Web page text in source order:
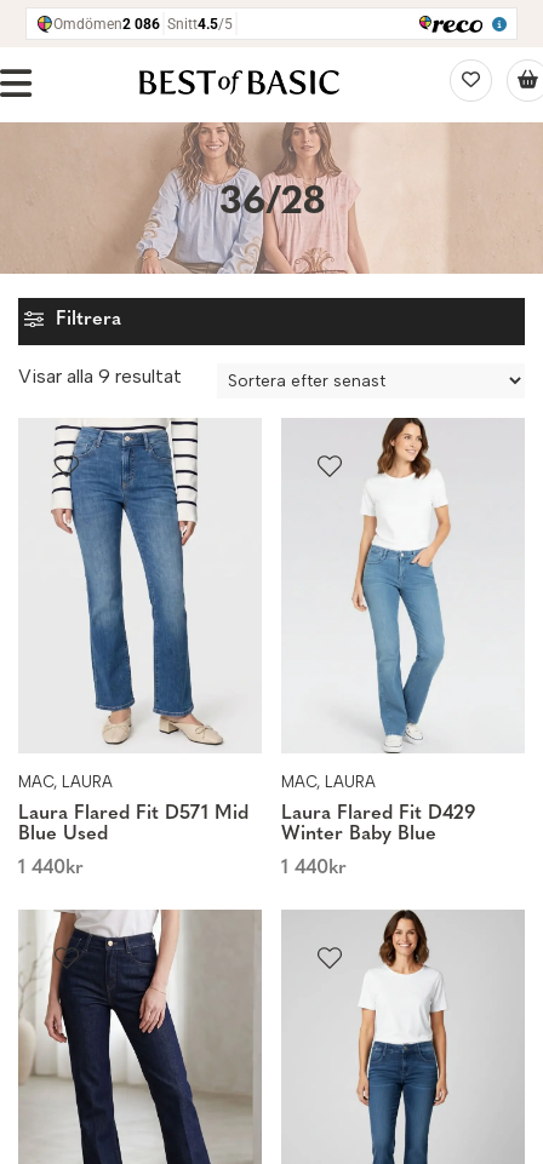
36/28
Filtrera
Visar alla 9 resultat Sortera
senaste
MAC, LAURA
Laura Flared Fit D571 Mid
Blue Used
1 440kr
MAC, LAURA
Laura Flared Fit D429
Winter Baby Blue
1 440kr